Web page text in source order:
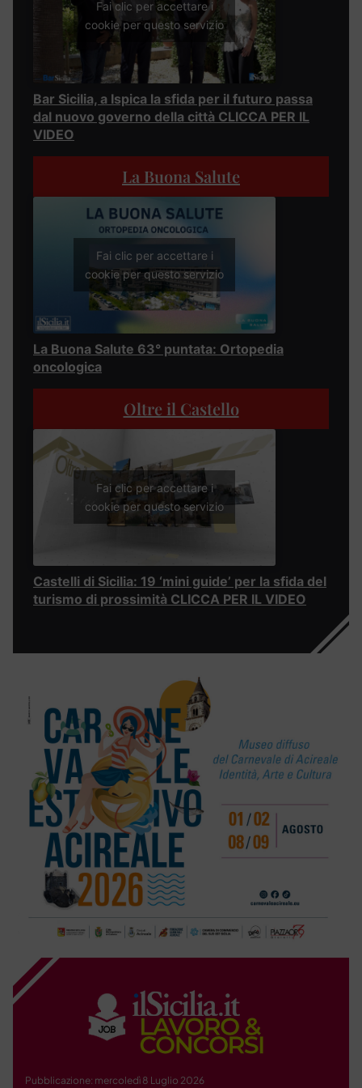
Fai clic per accettare i
cookie per questo servizio
Bar Sicilia, a Ispica la sfida per il futuro passa
dal nuovo governo della città CLICCA PER IL
VIDEO
La Buona Salute
Fai clic per accettare i
cookie per questo servizio
La Buona Salute 63° puntata: Ortopedia
oncologica
Oltre il Castello
Fai clic per accettare i
cookie per questo servizio
Castelli di Sicilia: 19 ‘mini guide’ per la sfida del
turismo di prossimità CLICCA PER IL VIDEO
Pubblicazione: mercoledì 8 Luglio 2026